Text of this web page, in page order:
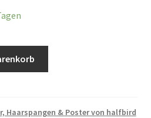
Haarspangen & Poster von halfbird